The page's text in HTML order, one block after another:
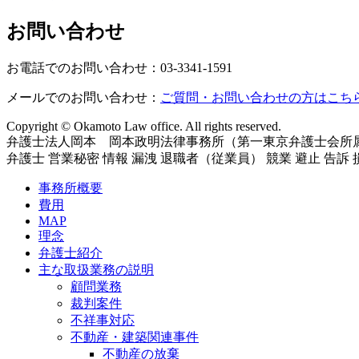
お問い合わせ
お電話でのお問い合わせ：03-3341-1591
メールでのお問い合わせ： ご質問・お問い合わせの方はこち
Copyright © Okamoto Law office. All rights reserved.
弁護士法人岡本 岡本政明法律事務所（第一東京弁護士会所
弁護士 営業秘密 情報 漏洩 退職者（従業員） 競業 避止 告訴
事務所概要
費用
MAP
理念
弁護士紹介
主な取扱業務の説明
顧問業務
裁判案件
不祥事対応
不動産・建築関連事件
不動産の放棄